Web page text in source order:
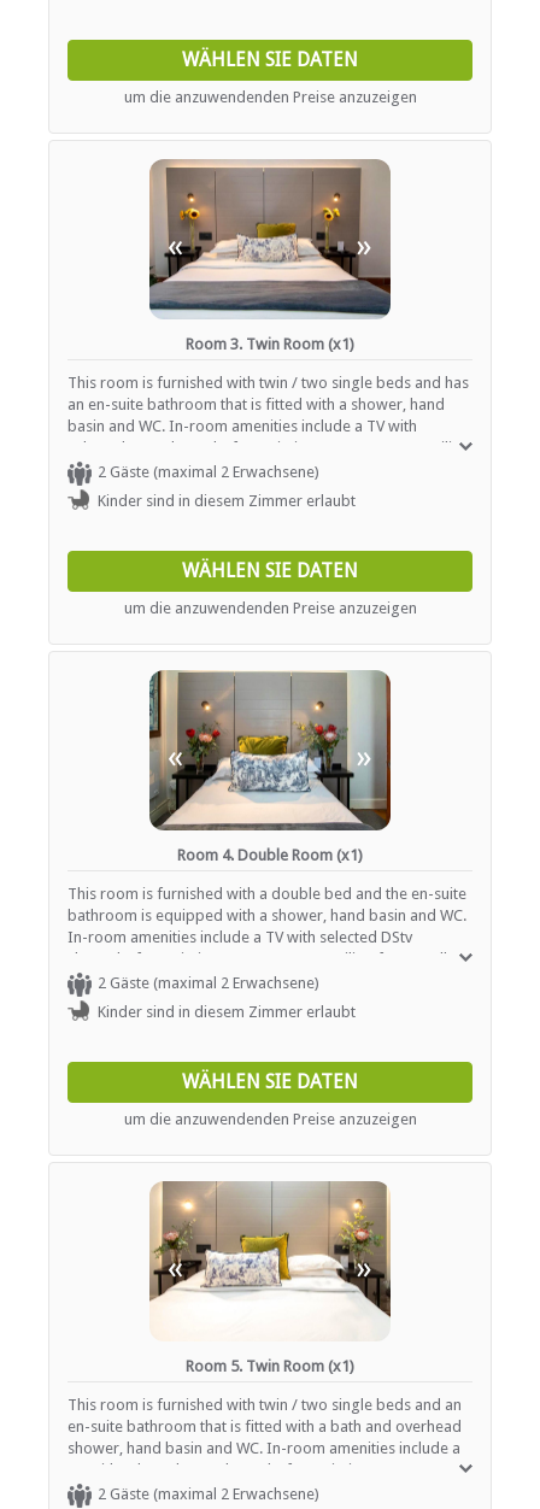
WÄHLEN SIE DATEN
um die anzuwendenden Preise anzuzeigen
« »
Room 3. Twin Room (x1)
This room is furnished with twin / two single beds and has
an en-suite bathroom that is fitted with a shower, hand
basin and WC. In-room amenities include a TV with
selected DStv channels, free Wi-Fi Internet access, a ceiling
fan, a wall-mounted heater and tea- and coffee-making
facilities.
2 Gäste (maximal 2 Erwachsene)
Kinder sind in diesem Zimmer erlaubt
WÄHLEN SIE DATEN
um die anzuwendenden Preise anzuzeigen
« »
Room 4. Double Room (x1)
This room is furnished with a double bed and the en-suite
bathroom is equipped with a shower, hand basin and WC.
In-room amenities include a TV with selected DStv
channels, free Wi-Fi Internet access, a ceiling fan, a wall-
mounted heater and tea- and coffee-making facilities.
2 Gäste (maximal 2 Erwachsene)
Kinder sind in diesem Zimmer erlaubt
WÄHLEN SIE DATEN
um die anzuwendenden Preise anzuzeigen
« »
Room 5. Twin Room (x1)
This room is furnished with twin / two single beds and an
en-suite bathroom that is fitted with a bath and overhead
shower, hand basin and WC. In-room amenities include a
TV with selected DStv channels, free Wi-Fi Internet access,
a ceiling fan, a wall-mounted heater and tea- and coffee-
2 Gäste (maximal 2 Erwachsene)